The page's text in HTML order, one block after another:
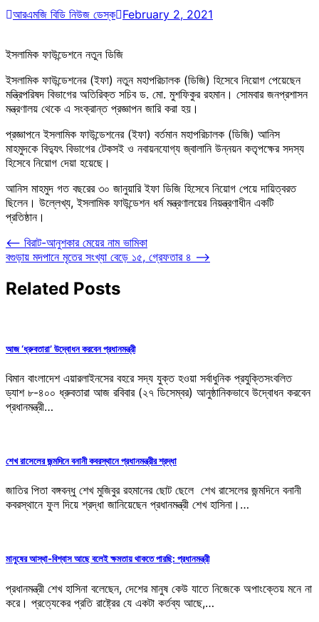
আরএমজি বিডি নিউজ ডেস্ক February 2, 2021
ইসলামিক ফাউন্ডেশনে নতুন ডিজি
ইসলামিক ফাউন্ডেশনের (ইফা) নতুন মহাপরিচালক (ডিজি) হিসেবে নিয়োগ পেয়েছেন
মন্ত্রিপরিষদ বিভাগের অতিরিক্ত সচিব ড. মো. মুশফিকুর রহমান। সোমবার জনপ্রশাসন
মন্ত্রণালয় থেকে এ সংক্রান্ত প্রজ্ঞাপন জারি করা হয়।
প্রজ্ঞাপনে ইসলামিক ফাউন্ডেশনের (ইফা) বর্তমান মহাপরিচালক (ডিজি) আনিস
মাহমুদকে বিদ্যুৎ বিভাগের টেকসই ও নবায়নযোগ্য জ্বালানি উন্নয়ন কতৃপক্ষের সদস্য
হিসেবে নিয়োগ দেয়া হয়েছে।
আনিস মাহমুদ গত বছরের ৩০ জানুয়ারি ইফা ডিজি হিসেবে নিয়োগ পেয়ে দায়িত্বরত
ছিলেন। উল্লেখ্য, ইসলামিক ফাউন্ডেশন ধর্ম মন্ত্রণালয়ের নিয়ন্ত্রণাধীন একটি
প্রতিষ্ঠান।
Post
navigation
⟵ বিরাট-আনুশকার মেয়ের নাম ভামিকা
বগুড়ায় মদপানে মৃতের সংখ্যা বেড়ে ১৫, গ্রেফতার ৪ ⟶
Related Posts
আজ ‘ধ্রুবতারা’ উদ্বোধন করবেন প্রধানমন্ত্রী
বিমান বাংলাদেশ এয়ারলাইনসের বহরে সদ্য যুক্ত হওয়া সর্বাধুনিক প্রযুক্তিসংবলিত
ড্যাশ ৮-৪০০ ধ্রুবতারা আজ রবিবার (২৭ ডিসেম্বর) আনুষ্ঠানিকভাবে উদ্বোধন করবেন
প্রধানমন্ত্রী…
শেখ রাসেলের জন্মদিনে বনানী কবরস্থানে প্রধানমন্ত্রীর শ্রদ্ধা
জাতির পিতা বঙ্গবন্ধু শেখ মুজিবুর রহমানের ছোট ছেলে শেখ রাসেলের জন্মদিনে বনানী
কবরস্থানে ফুল দিয়ে শ্রদ্ধা জানিয়েছেন প্রধানমন্ত্রী শেখ হাসিনা।…
মানুষের আস্থা-বিশ্বাস আছে বলেই ক্ষমতায় থাকতে পারছি: প্রধানমন্ত্রী
প্রধানমন্ত্রী শেখ হাসিনা বলেছেন, দেশের মানুষ কেউ যাতে নিজেকে অপাংক্তেয় মনে না
করে। প্রত্যেকের প্রতি রাষ্ট্রের যে একটা কর্তব্য আছে,…